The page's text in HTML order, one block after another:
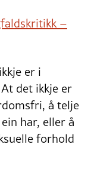
–
er i
det ikkje er
å telje
har, eller å
forhold